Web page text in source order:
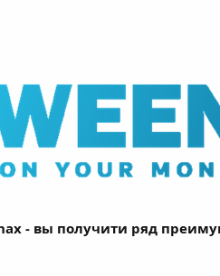
- вы получити ряд